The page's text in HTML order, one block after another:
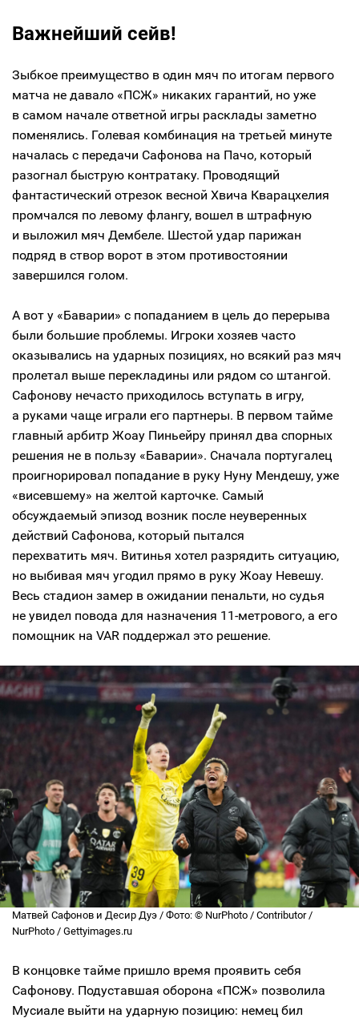
Важнейший сейв!
Зыбкое преимущество в один мяч по итогам первого
матча не давало «ПСЖ» никаких гарантий, но уже
в самом начале ответной игры расклады заметно
поменялись. Голевая комбинация на третьей минуте
началась с передачи Сафонова на Пачо, который
разогнал быструю контратаку. Проводящий
фантастический отрезок весной Хвича Кварацхелия
промчался по левому флангу, вошел в штрафную
и выложил мяч Дембеле. Шестой удар парижан
подряд в створ ворот в этом противостоянии
завершился голом.
А вот у «Баварии» с попаданием в цель до перерыва
были большие проблемы. Игроки хозяев часто
оказывались на ударных позициях, но всякий раз мяч
пролетал выше перекладины или рядом со штангой.
Сафонову нечасто приходилось вступать в игру,
а руками чаще играли его партнеры. В первом тайме
главный арбитр Жоау Пиньейру принял два спорных
решения не в пользу «Баварии». Сначала португалец
проигнорировал попадание в руку Нуну Мендешу, уже
«висевшему» на желтой карточке. Самый
обсуждаемый эпизод возник после неуверенных
действий Сафонова, который пытался
перехватить мяч. Витинья хотел разрядить ситуацию,
но выбивая мяч угодил прямо в руку Жоау Невешу.
Весь стадион замер в ожидании пенальти, но судья
не увидел повода для назначения 11-метрового, а его
помощник на VAR поддержал это решение.
Матвей Сафонов и Десир Дуэ / Фото: © NurPhoto / Contributor /
NurPhoto / Gettyimages.ru
В концовке тайме пришло время проявить себя
Сафонову. Подуставшая оборона «ПСЖ» позволила
Мусиале выйти на ударную позицию: немец бил